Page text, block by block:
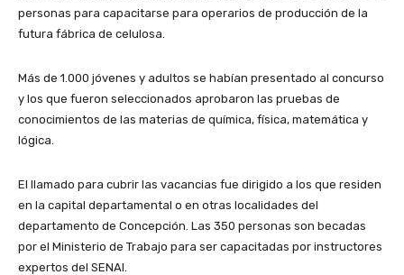
personas para capacitarse para operarios de producción de la
futura fábrica de celulosa.
Más de 1.000 jóvenes y adultos se habían presentado al concurso
y los que fueron seleccionados aprobaron las pruebas de
conocimientos de las materias de química, física, matemática y
lógica.
El llamado para cubrir las vacancias fue dirigido a los que residen
en la capital departamental o en otras localidades del
departamento de Concepción. Las 350 personas son becadas
por el Ministerio de Trabajo para ser capacitadas por instructores
expertos del SENAI.